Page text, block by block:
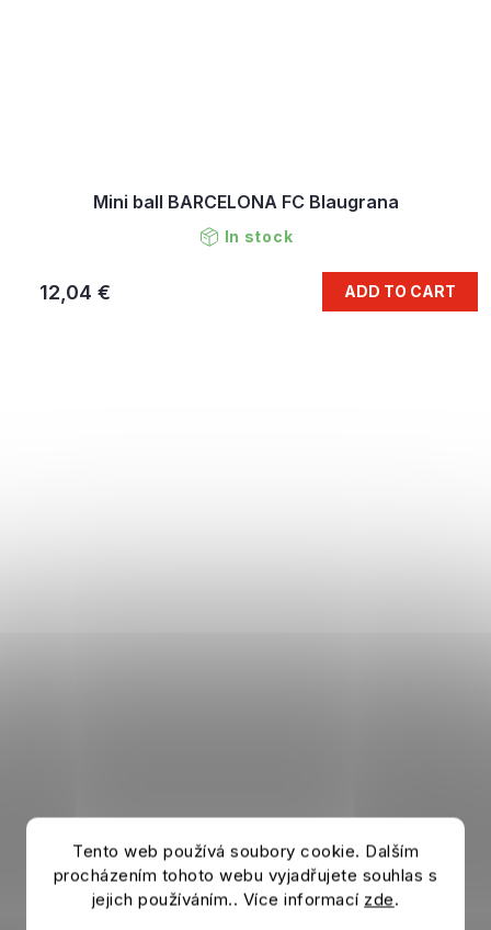
Tento web používá soubory cookie. Dalším
procházením tohoto webu vyjadřujete souhlas s
jejich používáním.. Více informací zde.
Mini ball BARCELONA FC Blaugrana
In stock
12,04 € ADD TO CART